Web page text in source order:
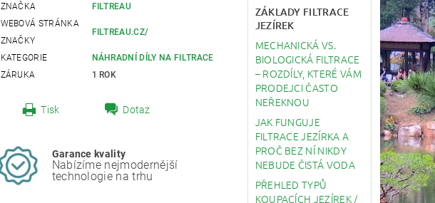
ZNAČKA
FILTREAU
WEBOVÁ STRÁNKA
ZNAČKY
FILTREAU.CZ/
KATEGORIE
NÁHRADNÍ DÍLY NA FILTRACE
ZÁRUKA
1 ROK
Tisk Dotaz
Garance kvality
Nabízíme nejmodernější
technologie na trhu
ZÁKLADY FILTRACE
JEZÍREK
MECHANICKÁ VS.
BIOLOGICKÁ FILTRACE
– ROZDÍLY, KTERÉ VÁM
PRODEJCI ČASTO
NEŘEKNOU
JAK FUNGUJE
FILTRACE JEZÍRKA A
PROČ BEZ NÍ NIKDY
NEBUDE ČISTÁ VODA
PŘEHLED TYPŮ
KOUPACÍCH JEZÍREK /